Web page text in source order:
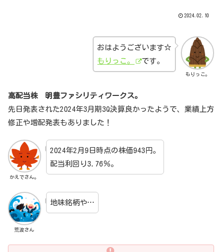
2024.02.10
もりっこ。
おはようございます☆
もりっこ。
です。
高配当株 明豊ファシリティワークス。
先日発表された2024年3月期3Q決算良かったようで、業績上方
修正や増配発表もありました！
かえでさん。
2024年2月9日時点の株価943円。
配当利回り3.76％。
荒波さん
地味銘柄や…